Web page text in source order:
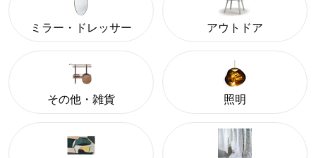
ミラー・ドレッサー アウトドア
その他・雑貨 照明